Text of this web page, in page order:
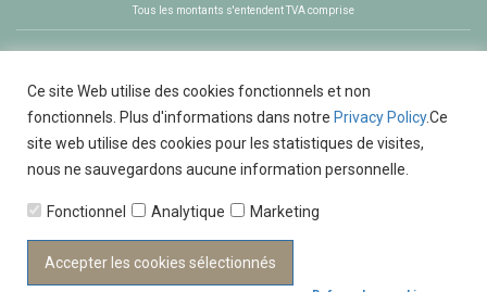
Tous les montants s'entendent TVA comprise
Powered byCCV Shop
Ce site Web utilise des cookies fonctionnels et non
fonctionnels. Plus d'informations dans notre Privacy Policy.Ce
site web utilise des cookies pour les statistiques de visites,
nous ne sauvegardons aucune information personnelle.
Fonctionnel Analytique Marketing
Accepter les cookies sélectionnés